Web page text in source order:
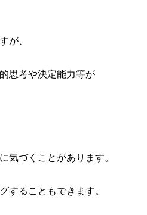
が、
思考や決定能力等が
気づくことがあります。
することもできます。